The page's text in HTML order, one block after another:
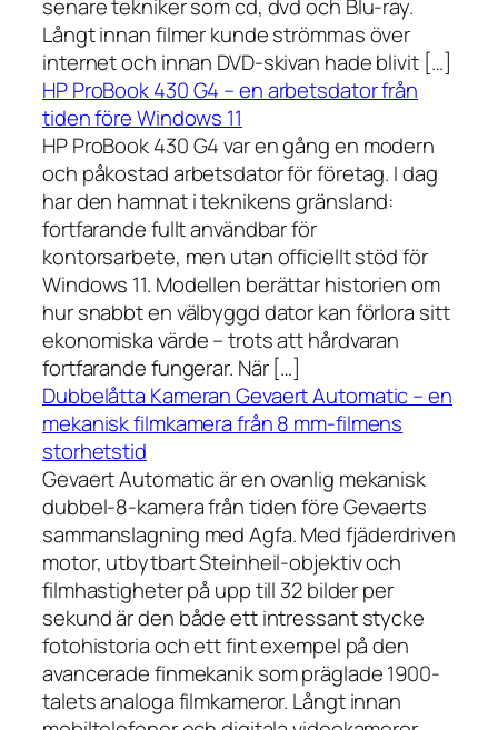
senare tekniker som cd, dvd och Blu-ray.
Långt innan filmer kunde strömmas över
internet och innan DVD-skivan hade blivit […]
HP ProBook 430 G4 – en arbetsdator från
tiden före Windows 11
HP ProBook 430 G4 var en gång en modern
och påkostad arbetsdator för företag. I dag
har den hamnat i teknikens gränsland:
fortfarande fullt användbar för
kontorsarbete, men utan officiellt stöd för
Windows 11. Modellen berättar historien om
hur snabbt en välbyggd dator kan förlora sitt
ekonomiska värde – trots att hårdvaran
fortfarande fungerar. När […]
Dubbelåtta Kameran Gevaert Automatic – en
mekanisk filmkamera från 8 mm-filmens
storhetstid
Gevaert Automatic är en ovanlig mekanisk
dubbel-8-kamera från tiden före Gevaerts
sammanslagning med Agfa. Med fjäderdriven
motor, utbytbart Steinheil-objektiv och
filmhastigheter på upp till 32 bilder per
sekund är den både ett intressant stycke
fotohistoria och ett fint exempel på den
avancerade finmekanik som präglade 1900-
talets analoga filmkameror. Långt innan